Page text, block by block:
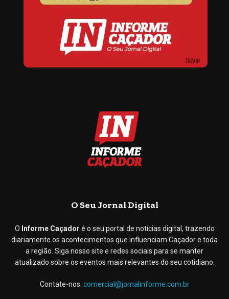
O Seu Jornal Digital
O Informe Caçador é o seu portal de notícias digital, trazendo
diariamente os acontecimentos que influenciam Caçador e toda
a região. Siga nosso site e redes sociais para se manter
atualizado sobre os eventos mais relevantes do seu cotidiano.
Contate-nos: comercial@jornalinforme.com.br